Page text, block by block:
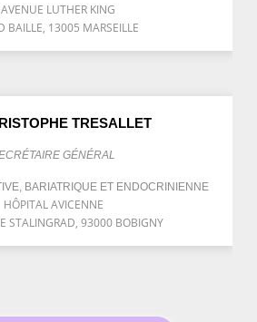
LUTHER KING
BAILLE, 13005 MARSEILLE
TRESALLET
GÉNÉRAL
BARIATRIQUE ET ENDOCRINIENNE
HÔPITAL AVICENNE
STALINGRAD, 93000 BOBIGNY